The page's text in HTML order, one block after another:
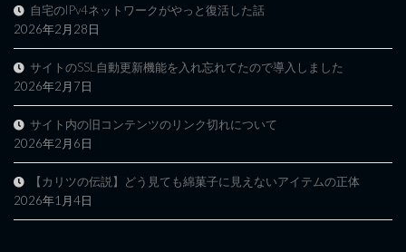
自宅のIPv4ネットワークがやっと復活した話
2026年2月28日
サイトのSSL自動更新機能を入れ忘れてたので導入しました
2026年2月7日
サイト内の旧コンテンツのリンク切れについて
2026年2月6日
【カリツの伝説】どう見ても綿菓子に見えないアイテムの正体
2026年1月4日